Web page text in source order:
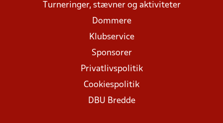
Turneringer, stævner og aktiviteter
Dommere
Klubservice
Sponsorer
Privatlivspolitik
Cookiespolitik
DBU Bredde